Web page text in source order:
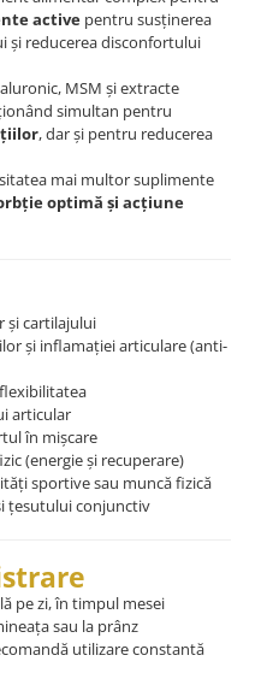
active pentru susținerea
și reducerea disconfortului
MSM și extracte
simultan pentru
, dar și pentru reducerea
mai multor suplimente
optimă și acțiune
și cartilajului
și inflamației articulare (anti-
articular
în mișcare
(energie și recuperare)
sportive sau muncă fizică
țesutului conjunctiv
pe zi, în timpul mesei
sau la prânz
utilizare constantă